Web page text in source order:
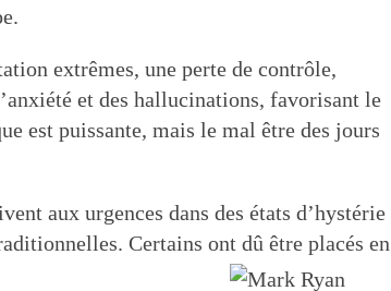
extrêmes, une perte de contrôle,
et des hallucinations, favorisant le
est puissante, mais le mal être des jours
aux urgences dans des états d’hystérie
Certains ont dû être placés en